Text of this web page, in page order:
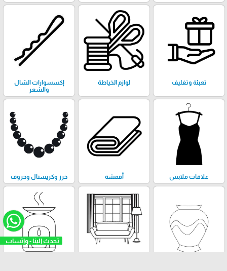
تحدث الينا - واتساب
تعبئة وتغليف لوازم الخياطة
إكسسوارات الشال
والشعر
علاقات ملابس أقمشة خرز وكريستال وحروف